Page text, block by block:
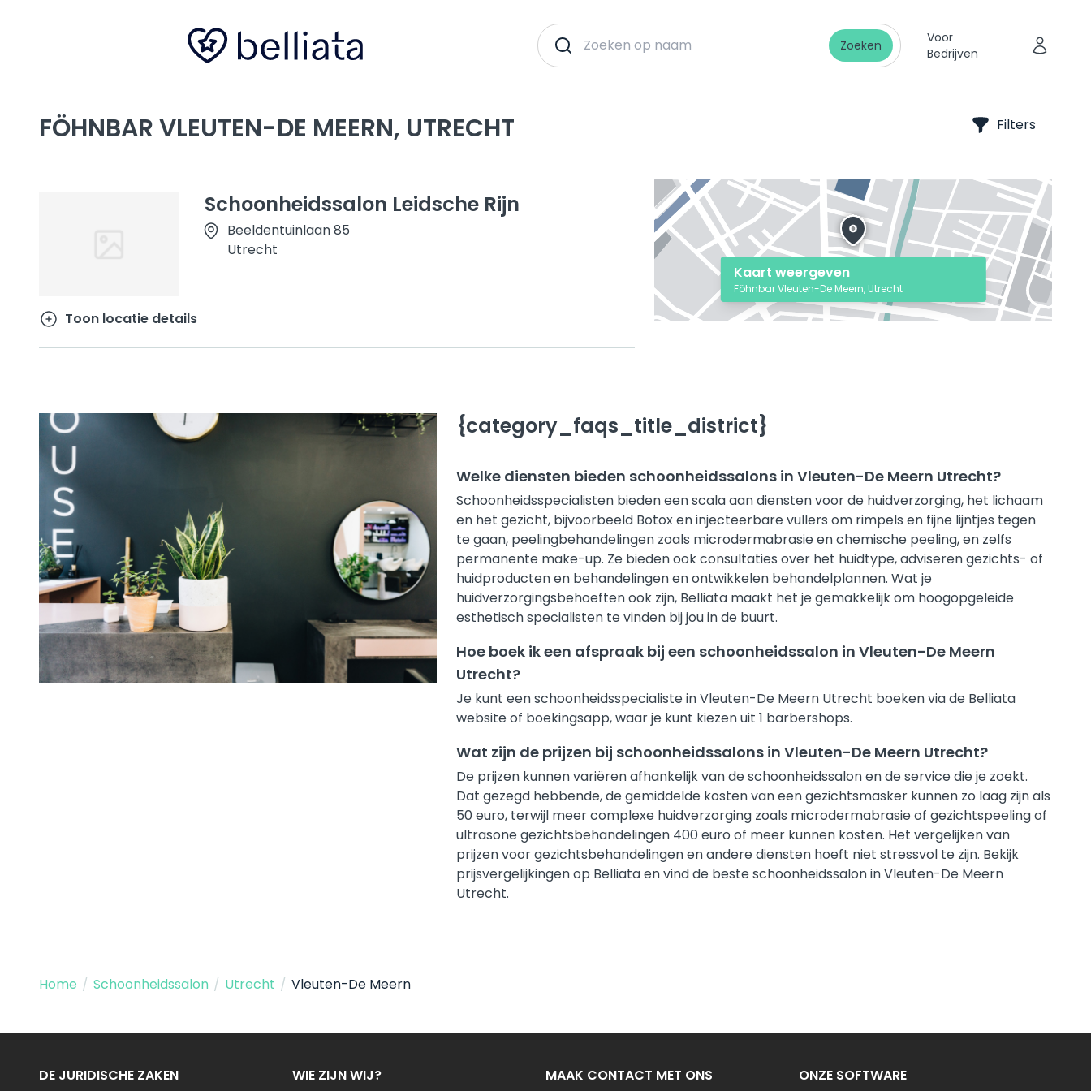
Zoeken
Voor
Bedrijven
FÖHNBAR VLEUTEN-DE MEERN, UTRECHT Filters
Schoonheidssalon Leidsche Rijn
Beeldentuinlaan 85
Utrecht
Toon locatie details
Kaart weergeven
Föhnbar Vleuten-De Meern, Utrecht
{category_faqs_title_district}
Welke diensten bieden schoonheidssalons in Vleuten-De Meern Utrecht?
Schoonheidsspecialisten bieden een scala aan diensten voor de huidverzorging, het lichaam
en het gezicht, bijvoorbeeld Botox en injecteerbare vullers om rimpels en fijne lijntjes tegen
te gaan, peelingbehandelingen zoals microdermabrasie en chemische peeling, en zelfs
permanente make-up. Ze bieden ook consultaties over het huidtype, adviseren gezichts- of
huidproducten en behandelingen en ontwikkelen behandelplannen. Wat je
huidverzorgingsbehoeften ook zijn, Belliata maakt het je gemakkelijk om hoogopgeleide
esthetisch specialisten te vinden bij jou in de buurt.
Hoe boek ik een afspraak bij een schoonheidssalon in Vleuten-De Meern
Utrecht?
Je kunt een schoonheidsspecialiste in Vleuten-De Meern Utrecht boeken via de Belliata
website of boekingsapp, waar je kunt kiezen uit 1 barbershops.
Wat zijn de prijzen bij schoonheidssalons in Vleuten-De Meern Utrecht?
De prijzen kunnen variëren afhankelijk van de schoonheidssalon en de service die je zoekt.
Dat gezegd hebbende, de gemiddelde kosten van een gezichtsmasker kunnen zo laag zijn als
50 euro, terwijl meer complexe huidverzorging zoals microdermabrasie of gezichtspeeling of
ultrasone gezichtsbehandelingen 400 euro of meer kunnen kosten. Het vergelijken van
prijzen voor gezichtsbehandelingen en andere diensten hoeft niet stressvol te zijn. Bekijk
prijsvergelijkingen op Belliata en vind de beste schoonheidssalon in Vleuten-De Meern
Utrecht.
Home / Schoonheidssalon / Utrecht / Vleuten-De Meern
DE JURIDISCHE ZAKEN WIE ZIJN WIJ? MAAK CONTACT MET ONS ONZE SOFTWARE